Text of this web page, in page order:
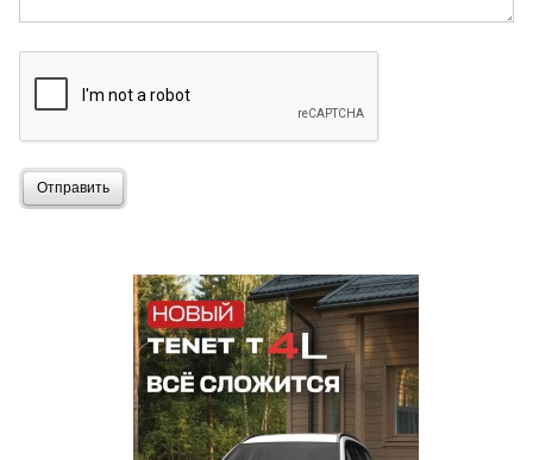
Отправить